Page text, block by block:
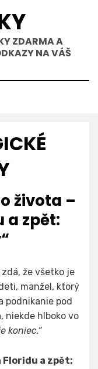
ZDARMA A
NA VÁŠ
primedia
2025života –
a zpět:
že všetko je
manžel, ktorý
podnikanie pod
niekde hlboko vo
koniec.“
Floridu a zpět: